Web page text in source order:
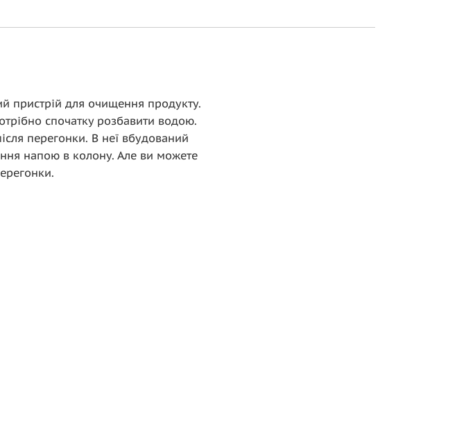
пристрій для очищення продукту.
спочатку розбавити водою.
перегонки. В неї вбудований
напою в колону. Але ви можете